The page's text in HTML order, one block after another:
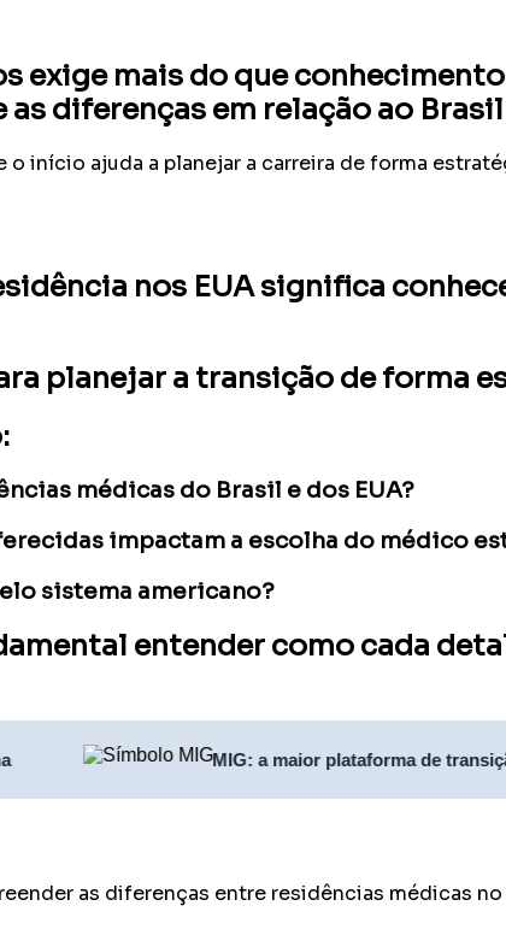
exige mais do que
diferenças em relação ao
início ajuda a planejar a carreira de forma
nos EUA significa
planejar a transição de forma
médicas do Brasil e dos EUA?
impactam a escolha do médico
sistema americano?
entender como cada
MIG: a maior plataforma de transição
as diferenças entre residências médicas no